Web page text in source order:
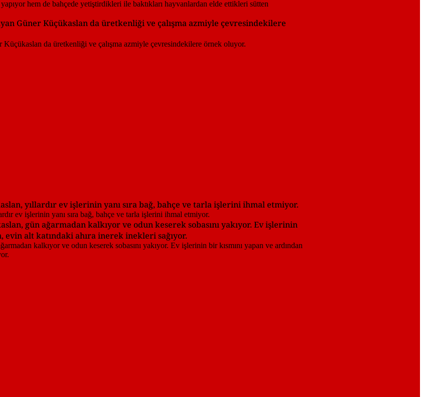
Güner Küçükaslan da üretkenliği ve çalışma azmiyle çevresindekilere
yıllardır ev işlerinin yanı sıra bağ, bahçe ve tarla işlerini ihmal etmiyor.
gün ağarmadan kalkıyor ve odun keserek sobasını yakıyor. Ev işlerinin
evin alt katındaki ahıra inerek inekleri sağıyor.